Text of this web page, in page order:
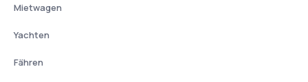
Mietwagen
Yachten
Fähren